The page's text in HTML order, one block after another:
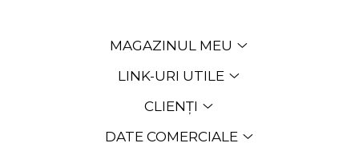
MAGAZINUL MEU
LINK-URI UTILE
CLIENȚI
DATE COMERCIALE